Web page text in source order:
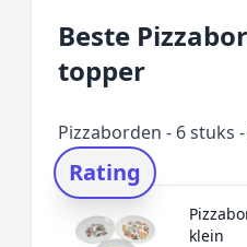
Beste
topper
Pizzaborden - 6 stuks
Rating
klein